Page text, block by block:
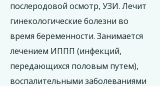
послеродовой осмотр, УЗИ. Лечит
гинекологические болезни во
время беременности. Занимается
лечением ИППП (инфекций,
передающихся половым путем),
воспалительными заболеваниями